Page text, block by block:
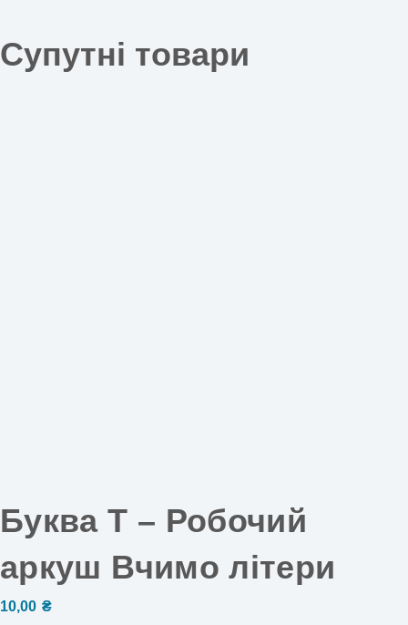
Супутні товари
Буква Т – Робочий
аркуш Вчимо літери
10,00 ₴